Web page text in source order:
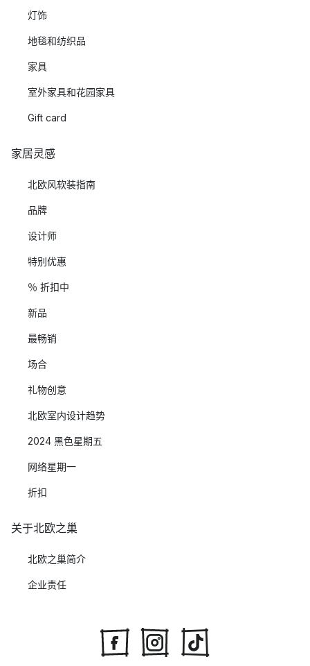
灯饰
地毯和纺织品
家具
室外家具和花园家具
Gift card
家居灵感
北欧风软装指南
品牌
设计师
特别优惠
％ 折扣中
新品
最畅销
场合
礼物创意
北欧室内设计趋势
2024 黑色星期五
网络星期一
折扣
关于北欧之巢
北欧之巢简介
企业责任